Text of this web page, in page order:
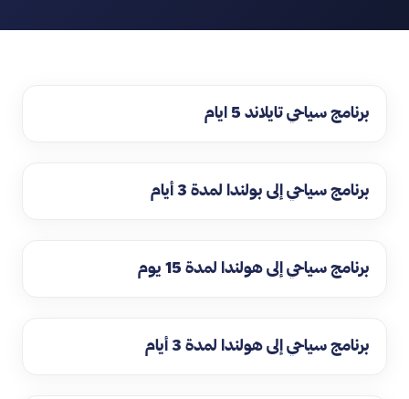
برنامج سياحي تايلاند 5 ايام
برنامج سياحي إلى بولندا لمدة 3 أيام
برنامج سياحي إلى هولندا لمدة 15 يوم
برنامج سياحي إلى هولندا لمدة 3 أيام